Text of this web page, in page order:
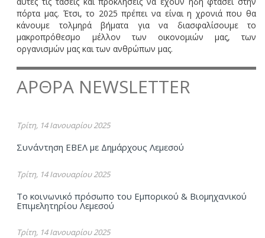
πόρτα μας. Έτσι, το 2025 πρέπει να είναι η χρονιά που θα
κάνουμε τολμηρά βήματα για να διασφαλίσουμε το
μακροπρόθεσμο μέλλον των οικονομιών μας, των
οργανισμών μας και των ανθρώπων μας.
ΑΡΘΡΑ NEWSLETTER
Τρίτη, 14 Ιανουαρίου 2025
Συνάντηση ΕΒΕΛ με Δημάρχους Λεμεσού
Τρίτη, 14 Ιανουαρίου 2025
Το κοινωνικό πρόσωπο του Εμπορικού & Βιομηχανικού
Επιμελητηρίου Λεμεσού
Τρίτη, 14 Ιανουαρίου 2025